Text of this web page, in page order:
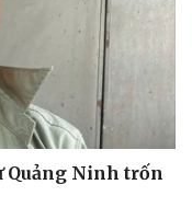
Quảng Ninh trốn